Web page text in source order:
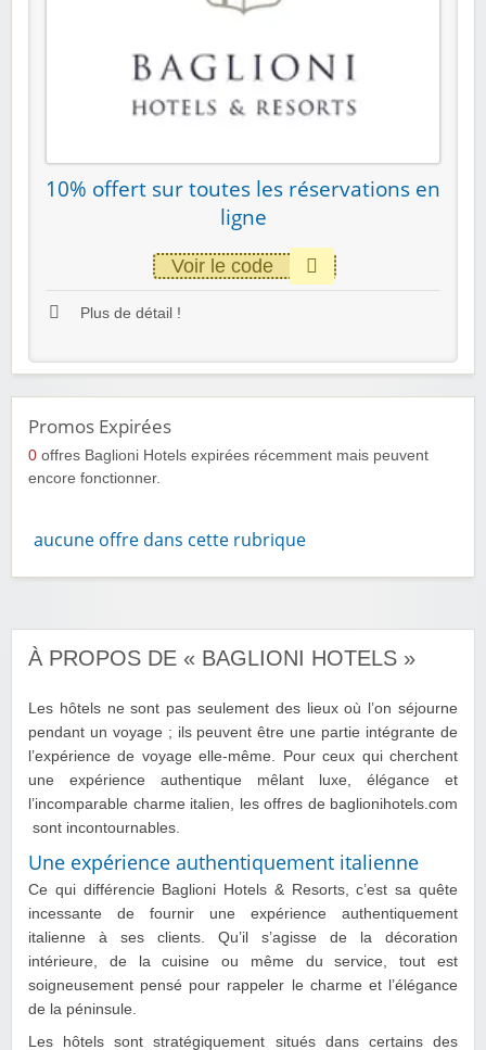
10% offert sur toutes les réservations en
ligne
Voir le code
Plus de détail !
Promos Expirées
0 offres Baglioni Hotels expirées récemment mais peuvent
encore fonctionner.
aucune offre dans cette rubrique
À PROPOS DE « BAGLIONI HOTELS »
Les hôtels ne sont pas seulement des lieux où l’on séjourne
pendant un voyage ; ils peuvent être une partie intégrante de
l’expérience de voyage elle-même. Pour ceux qui cherchent
une expérience authentique mêlant luxe, élégance et
l’incomparable charme italien, les offres de baglionihotels.com
sont incontournables.
Une expérience authentiquement italienne
Ce qui différencie Baglioni Hotels & Resorts, c’est sa quête
incessante de fournir une expérience authentiquement
italienne à ses clients. Qu’il s’agisse de la décoration
intérieure, de la cuisine ou même du service, tout est
soigneusement pensé pour rappeler le charme et l’élégance
de la péninsule.
Les hôtels sont stratégiquement situés dans certains des